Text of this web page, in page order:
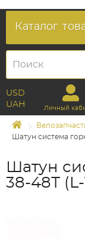
Каталог
USD
UAH
Личный
Шатун система
Шатун
38-48Т